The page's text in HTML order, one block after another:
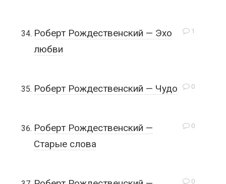
1
Роберт Рождественский — Эхо
любви
0
Роберт Рождественский — Чудо
0
Роберт Рождественский —
Старые слова
0